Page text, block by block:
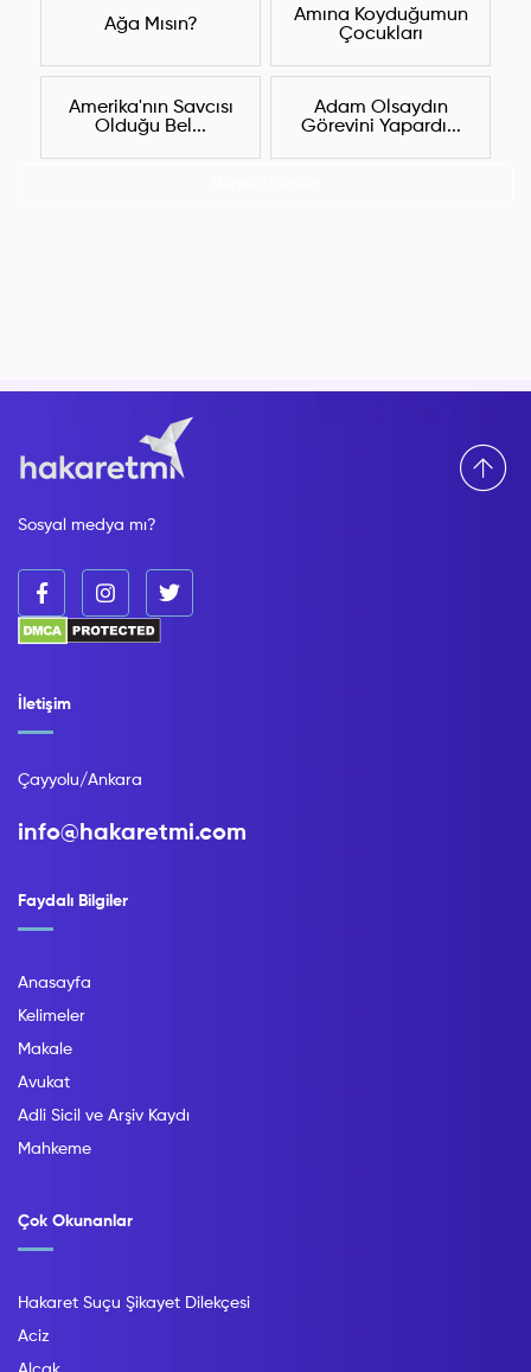
Ağa Mısın?
Amına Koyduğumun
Çocukları
Amerika'nın Savcısı
Olduğu Bel...
Adam Olsaydın
Görevini Yapardı...
Sosyal medya mı?
Faydalı Bilgiler
Anasayfa
Kelimeler
Makale
Avukat
Adli Sicil ve Arşiv Kaydı
Mahkeme
Çok Okunanlar
Hakaret Suçu Şikayet Dilekçesi
Aciz
İletişim
Çayyolu/Ankara
info@hakaretmi.com